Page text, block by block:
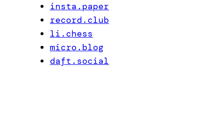
insta.paper
record.club
li.chess
micro.blog
daft.social